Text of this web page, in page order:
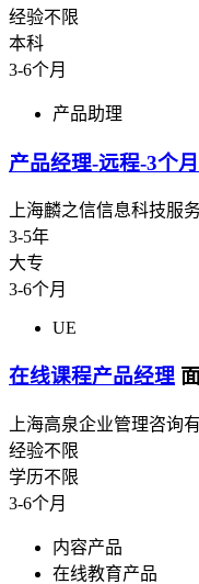
经验不限
本科
3-6个月
产品助理
产品经理-远程-3个月
上海麟之信信息科技服
3-5年
大专
3-6个月
UE
在线课程产品经理
上海高泉企业管理咨询
经验不限
学历不限
3-6个月
内容产品
在线教育产品